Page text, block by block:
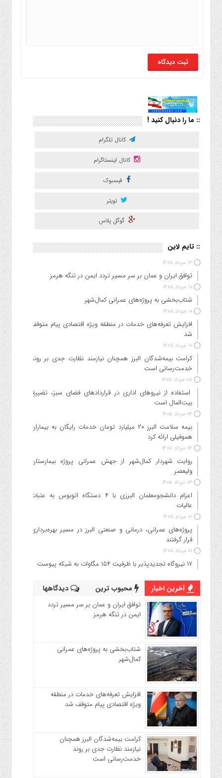
:: ما را دنبال کنید !
کانال تلگرام
کانال اینستاگرام
فیسبوک
تویتر
گوگل پلاس
:: تایم لاین
۱۴ مرداد ۱۴۰۵
توافق ایران و عمان بر سر مسیر تردد ایمن در تنگه هرمز
۱۰ مرداد ۱۴۰۵
شتاب‌بخشی به پروژه‌های عمرانی کمال‌شهر
۱۰ مرداد ۱۴۰۵
افزایش تعرفه‌های خدمات در منطقه ویژه اقتصادی پیام متوقف
شد
۱۰ مرداد ۱۴۰۵
کرامت بیمه‌شدگان البرز همچنان نیازمند نظارت جدی بر روند
خدمت‌رسانی است
۰۵ مرداد ۱۴۰۵
استفاده از نیروهای اداری در قراردادهای فضای سبز، تضییع
بیت‌المال است
۰۴ مرداد ۱۴۰۵
بیمه سلامت البرز ۲۰ میلیارد تومان خدمات رایگان به بیماران
هموفیلی ارائه کرد
۰۴ مرداد ۱۴۰۵
روایت شهردار کمال‌شهر از جهش عمرانی پروژه بیمارستان
ولیعصر
۰۳ مرداد ۱۴۰۵
اعزام دانشجو‌معلمان البرزی با ۴ دستگاه اتوبوس به عتبات
عالیات
۰۱ مرداد ۱۴۰۵
پروژه‌های عمرانی، درمانی و صنعتی البرز در مسیر بهره‌برداری
قرار گرفتند
۰۱ مرداد ۱۴۰۵
۱۷ نیروگاه تجدیدپذیر با ظرفیت ۱۵۴ مگاوات به شبکه پیوست
آخرین اخبار محبوب ترین دیدگاهها
توافق ایران و عمان بر سر مسیر تردد
ایمن در تنگه هرمز
شتاب‌بخشی به پروژه‌های عمرانی
کمال‌شهر
افزایش تعرفه‌های خدمات در منطقه
ویژه اقتصادی پیام متوقف شد
کرامت بیمه‌شدگان البرز همچنان
نیازمند نظارت جدی بر روند
خدمت‌رسانی است